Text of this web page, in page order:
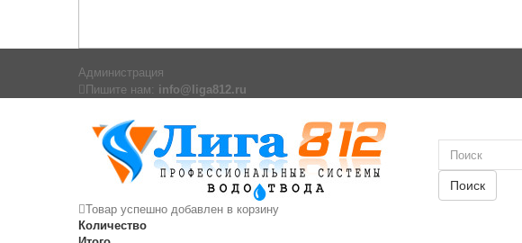
Администрация
Пишите нам: info@liga812.ru
Поиск
Товар успешно добавлен в корзину
Количество